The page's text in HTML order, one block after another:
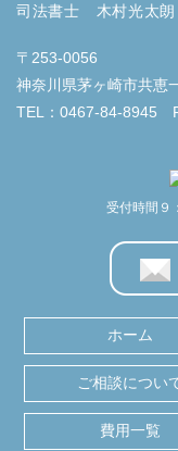
司法書士 木村光太朗
〒253-0056
神奈川県茅ヶ崎市共恵
TEL：0467-84-8945
受付時間９
ホーム
ご相談につい
費用一覧